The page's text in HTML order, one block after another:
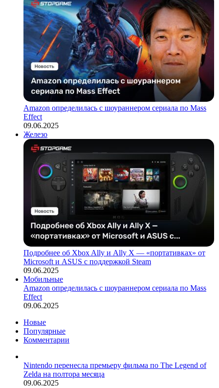
Amazon определилась с шоураннером сериала по Mass
Effect
09.06.2025
Железо
Подробнее об Xbox Ally и Ally X — «портативках» от
Microsoft и ASUS с поддержкой Steam
09.06.2025
Мобильные
Amazon определилась с шоураннером сериала по Mass
Effect
09.06.2025
Новые
Популярные
Комментарии
Nintendo перенесла премьеру фильма по The Legend of
Zelda на полтора месяца
09.06.2025